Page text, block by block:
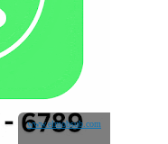
www.elmobsub.com